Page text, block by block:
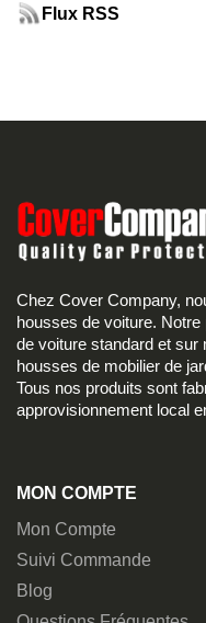
Flux RSS
Chez Cover Company,
housses de voiture.
de voiture standard et
housses de mobilier de
Tous nos produits sont
approvisionnement local
MON COMPTE
Mon Compte
Suivi Commande
Blog